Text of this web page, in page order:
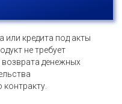
кредита под акты
не требует
возврата денежных
контракту.